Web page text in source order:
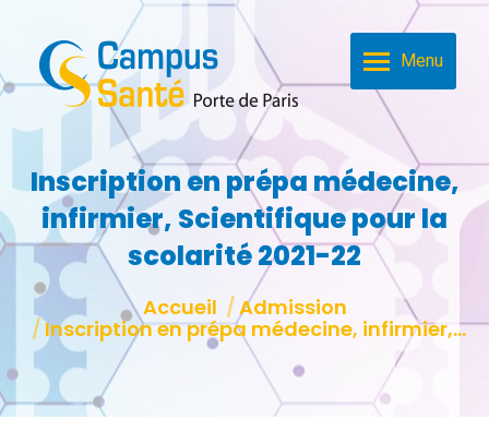
Menu
Inscription en prépa médecine,
infirmier, Scientifique pour la
scolarité 2021-22
Vous êtes ici :
Accueil
Admission
Inscription en prépa médecine, infirmier,…